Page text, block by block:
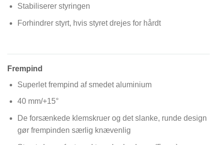
Stabiliserer styringen
Forhindrer styrt, hvis styret drejes for hårdt
Frempind
Superlet frempind af smedet aluminium
40 mm/+15°
De forsænkede klemskruer og det slanke, runde design
gør frempinden særlig knævenlig